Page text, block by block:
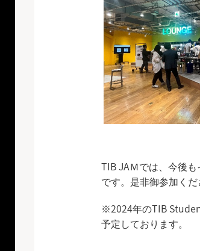
TIB JAＭでは、今後
です。是非御参加くだ
※2024年のTIB
予定しております。